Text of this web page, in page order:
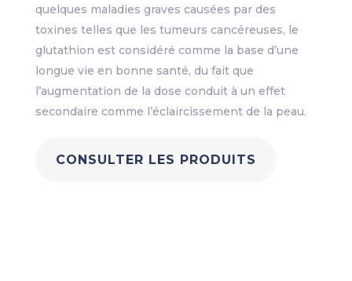
quelques maladies graves causées par des
toxines telles que les tumeurs cancéreuses, le
glutathion est considéré comme la base d’une
longue vie en bonne santé, du fait que
l’augmentation de la dose conduit à un effet
secondaire comme l’éclaircissement de la peau.
CONSULTER LES PRODUITS